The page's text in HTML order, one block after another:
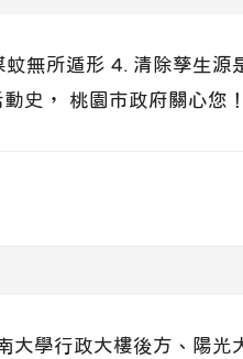
無所遁形 4. 清除孳生源
史， 桃園市政府關心您！
學行政大樓後方、陽光